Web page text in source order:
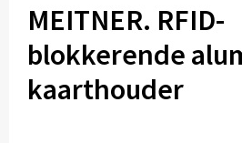
Outdoor & vrije tijd
Technologie & Accessoires
◼ Beurzen
◼ Feestdagen
MEITNER. RFID-
blokkerende
kaarthouder